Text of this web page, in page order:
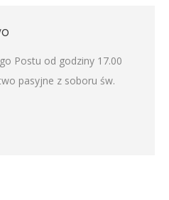
Postu od godziny 17.00
pasyjne z soboru św.